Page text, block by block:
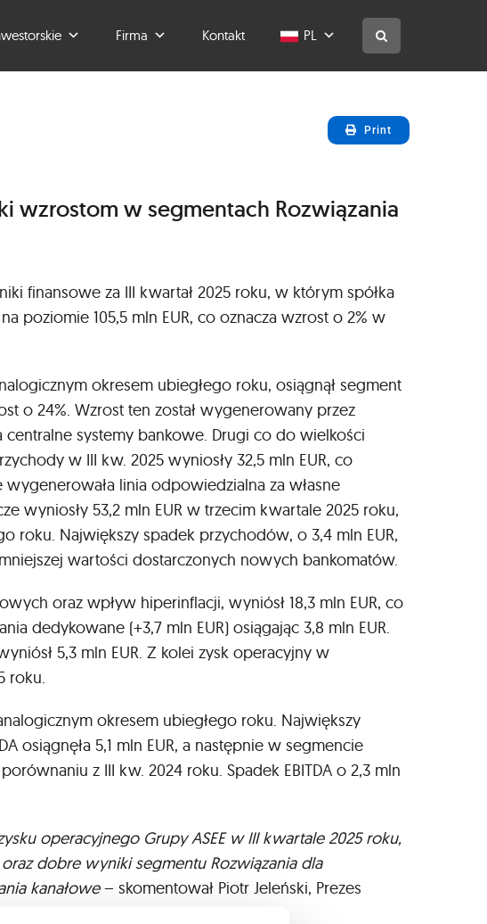
Firma Kontakt PL
Print
wzrostom w segmentach Rozwiązania
finansowe za III kwartał 2025 roku, w którym spółka
poziomie 105,5 mln EUR, co oznacza wzrost o 2% w
okresem ubiegłego roku, osiągnął segment
o 24%. Wzrost ten został wygenerowany przez
systemy bankowe. Drugi co do wielkości
w III kw. 2025 wyniosły 32,5 mln EUR, co
linia odpowiedzialna za własne
wyniosły 53,2 mln EUR w trzecim kwartale 2025 roku,
roku. Największy spadek przychodów, o 3,4 mln EUR,
wartości dostarczonych nowych bankomatów.
oraz wpływ hiperinflacji, wyniósł 18,3 mln EUR, co
dedykowane (+3,7 mln EUR) osiągając 3,8 mln EUR.
5,3 mln EUR. Z kolei zysk operacyjny w
roku.
okresem ubiegłego roku. Największy
osiągnęła 5,1 mln EUR, a następnie w segmencie
z III kw. 2024 roku. Spadek EBITDA o 2,3 mln
operacyjnego Grupy ASEE w III kwartale 2025 roku,
dobre wyniki segmentu Rozwiązania dla
kanałowe– skomentował Piotr Jeleński, Prezes